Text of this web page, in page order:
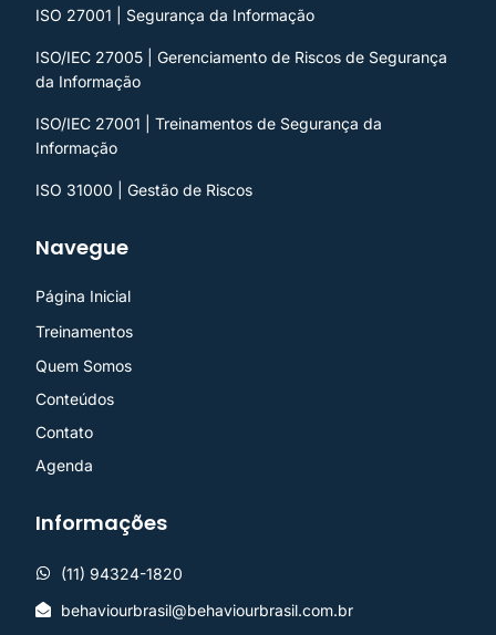
ISO 27001 | Segurança da Informação
ISO/IEC 27005 | Gerenciamento de Riscos de Segurança
da Informação
ISO/IEC 27001 | Treinamentos de Segurança da
Informação
ISO 31000 | Gestão de Riscos
Navegue
Página Inicial
Treinamentos
Quem Somos
Conteúdos
Contato
Agenda
Informações
(11) 94324-1820
behaviourbrasil@behaviourbrasil.com.br